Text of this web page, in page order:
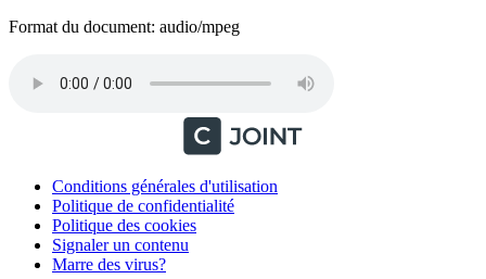
Format du document: audio/mpeg
Conditions générales d'utilisation
Politique de confidentialité
Politique des cookies
Signaler un contenu
Marre des virus?